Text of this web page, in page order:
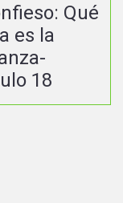
Qué
es la
18